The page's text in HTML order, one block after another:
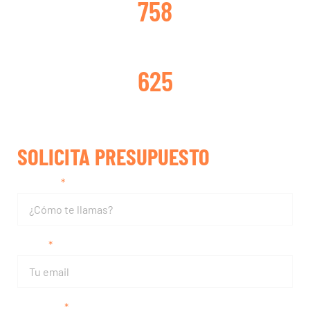
SOLICITA PRESUPUESTO
758
625